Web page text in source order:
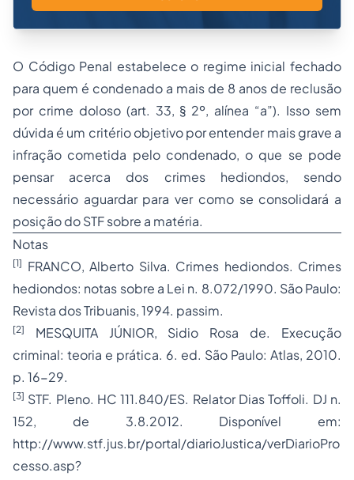
O Código Penal estabelece o regime inicial fechado
para quem é condenado a mais de 8 anos de reclusão
por crime doloso (art. 33, § 2º, alínea “a”). Isso sem
dúvida é um critério objetivo por entender mais grave a
infração cometida pelo condenado, o que se pode
pensar acerca dos crimes hediondos, sendo
necessário aguardar para ver como se consolidará a
posição do STF sobre a matéria.
Notas
[1] FRANCO, Alberto Silva. Crimes hediondos. Crimes
hediondos: notas sobre a Lei n. 8.072/1990. São Paulo:
Revista dos Tribuanis, 1994. passim.
[2]
MESQUITA JÚNIOR, Sidio Rosa de. Execução
criminal: teoria e prática. 6. ed. São Paulo: Atlas, 2010.
p. 16-29.
[3] STF. Pleno. HC 111.840/ES. Relator Dias Toffoli. DJ n.
152, de 3.8.2012. Disponível em:
http://www.stf.jus.br/portal/diarioJustica/verDiarioPro
cesso.asp?